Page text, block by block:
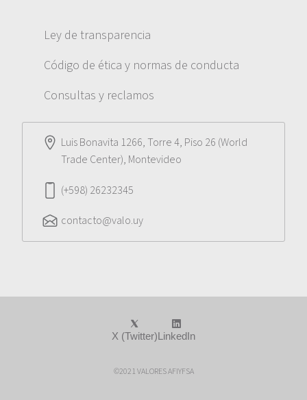
Ley de transparencia
Código de ética y normas de conducta
Consultas y reclamos
Luis Bonavita 1266, Torre 4, Piso 26 (World
Trade Center), Montevideo
(+598) 26232345
contacto@valo.uy
©2021 VALORES AFIYFSA
X (Twitter)LinkedIn